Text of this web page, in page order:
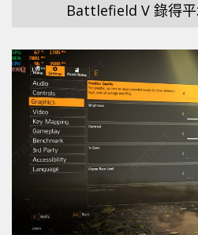
Battlefield V 錄得平